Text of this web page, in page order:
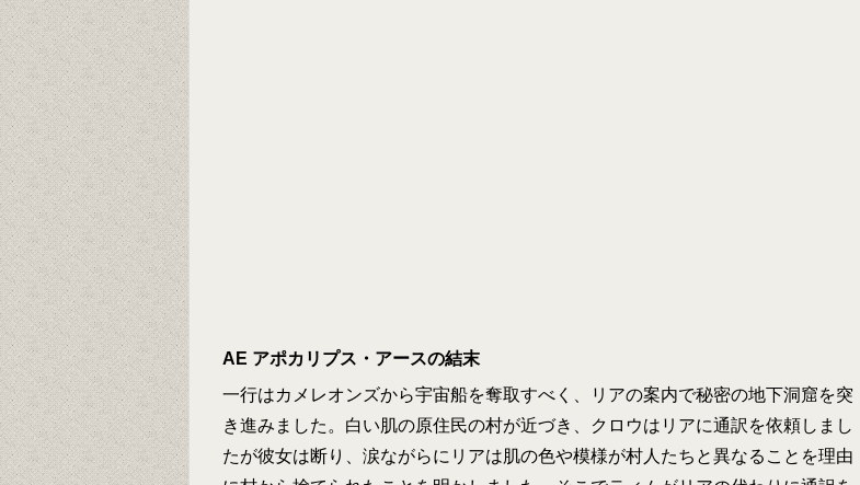
AE アポカリプス・アースの結末
一行はカメレオンズから宇宙船を奪取すべく、リアの案内で秘密の地下洞窟を突
き進みました。白い肌の原住民の村が近づき、クロウはリアに通訳を依頼しまし
たが彼女は断り、涙ながらにリアは肌の色や模様が村人たちと異なることを理由